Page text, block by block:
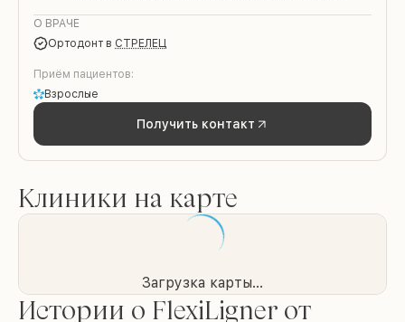
О ВРАЧЕ
Ортодонт в СТРЕЛЕЦ
Приём пациентов:
Взрослые
Получить контакт
Клиники на карте
Загрузка карты...
Истории о FlexiLigner от